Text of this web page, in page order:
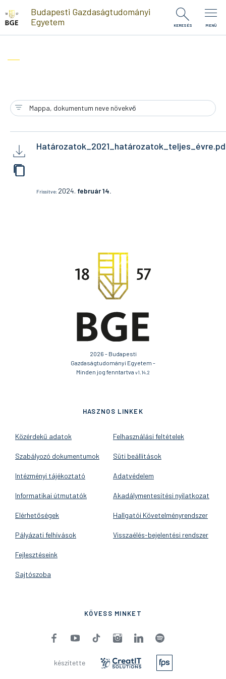
Ugrás a tartalomra
Budapesti Gazdaságtudományi
Egyetem
KERESÉS MENÜ
Frissítve: 2024. február 14.
2026 - Budapesti
Gazdaságtudományi Egyetem -
Minden jog fenntartva v1.14.2
HASZNOS LINKEK
Közérdekű adatok
Szabályozó dokumentumok
Intézményi tájékoztató
Informatikai útmutatók
Elérhetőségek
Pályázati felhívások
Fejlesztéseink
Sajtószoba
Felhasználási feltételek
Süti beállítások
Adatvédelem
Akadálymentesítési nyilatkozat
Hallgatói Követelményrendszer
Visszaélés-bejelentési rendszer
KÖVESS MINKET
készítette